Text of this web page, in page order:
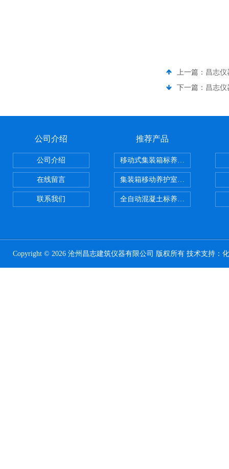
上一篇： 昌志仪
下一篇： 昌志仪
公司介绍
公司介绍
在线留言
联系我们
推荐产品
移动式集装箱标养室 养护室设备
集装箱移动养护室 标养室
全自动混凝土标养室恒温恒湿设备
Copyright © 2026 沧州昌志建筑仪器有限公司 版权所有 技术支持：